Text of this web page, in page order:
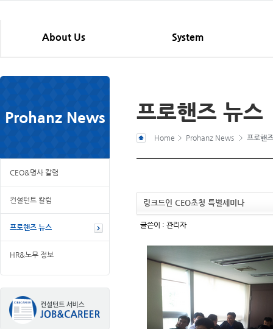
About Us System
Prohanz News
CEO&명사 칼럼
컨설턴트 칼럼
프로핸즈 뉴스
HR&노무 정보
프로핸즈 뉴스
Home Prohanz News 프로핸
링크드인 CEO초청 특별세미나
글쓴이 : 관리자